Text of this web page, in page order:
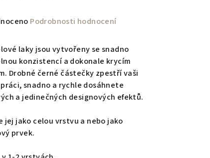
Podrobnosti hodnocení
laky jsou vytvořeny se snadno
konzistencí a dokonale krycím
Drobné černé částečky zpestří vaši
snadno a rychle dosáhnete
a jedinečných designových efektů.
jej jako celou vrstvu a nebo jako
prvek.